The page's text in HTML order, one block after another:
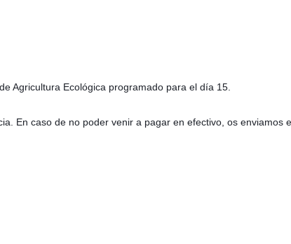
Agricultura Ecológica programado para el día 15.
En caso de no poder venir a pagar en efectivo, os enviamos